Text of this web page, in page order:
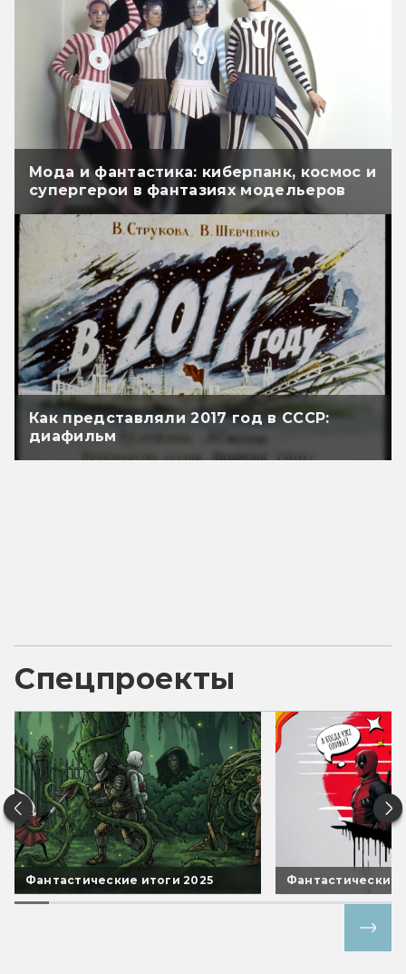
Мода и фантастика: киберпанк, космос и
супергерои в фантазиях модельеров
Как представляли 2017 год в СССР:
диафильм
Спецпроекты
Фантастические итоги 2025 Фантастические